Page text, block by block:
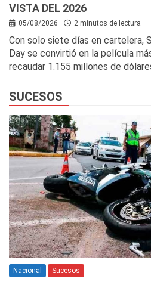
VISTA DEL 2026
05/08/2026 2 minutos de lectura
Con solo siete días en cartelera,
Day se convirtió en la película
recaudar 1.155 millones de
SUCESOS
Nacional Sucesos